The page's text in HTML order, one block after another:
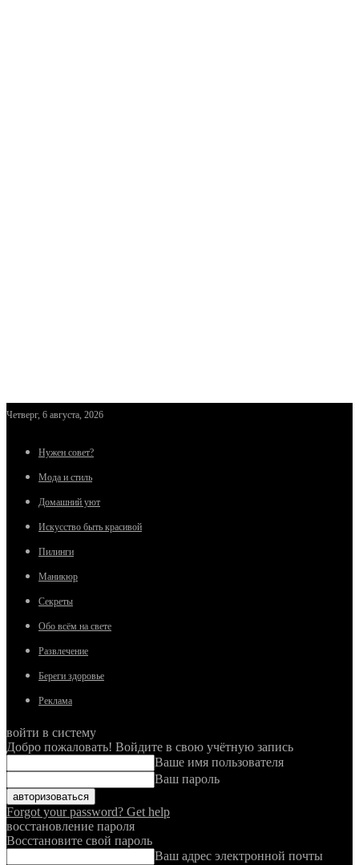
Четверг, 6 августа, 2026
Нужен совет?
Мода и стиль
Домашний уют
Искусство быть красивой
Пилинги
Маникюр
Секреты
Обо всём на свете
Развлечение
Береги здоровье
Реклама
войти в систему
Добро пожаловать! Войдите в свою учётную запись
Ваше имя пользователя
Ваш пароль
Forgot your password? Get help
восстановление пароля
Восстановите свой пароль
Ваш адрес электронной почты